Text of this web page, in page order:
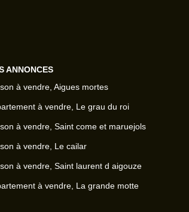
ANNONCES
à vendre, Aigues mortes
à vendre, Le grau du roi
à vendre, Saint come et maruejols
à vendre, Le cailar
à vendre, Saint laurent d aigouze
à vendre, La grande motte